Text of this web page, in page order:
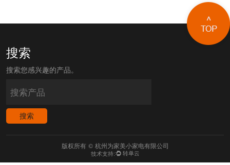
搜索
搜索您感兴趣的产品。
版权所有 © 杭州为家美小家电有限公司